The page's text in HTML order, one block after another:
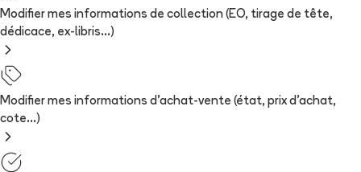
Modifier mes informations de collection (EO, tirage de tête,
dédicace, ex-libris...)
Modifier mes informations d'achat-vente (état, prix d'achat,
cote...)